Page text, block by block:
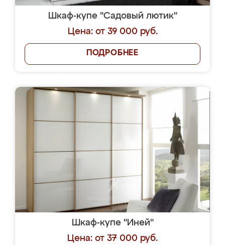
Шкаф-купе "Садовый лютик"
Цена: от 39 000 руб.
ПОДРОБНЕЕ
Шкаф-купе "Иней"
Цена: от 37 000 руб.